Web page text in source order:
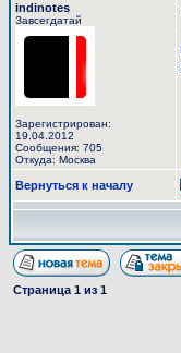
indinotes
Завсегдатай
Зарегистрирован:
19.04.2012
Сообщения: 705
Откуда: Москва
Вернуться к началу
Страница 1 из 1